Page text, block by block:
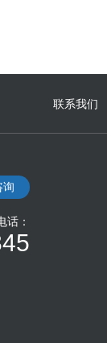
联系我们
询
话：